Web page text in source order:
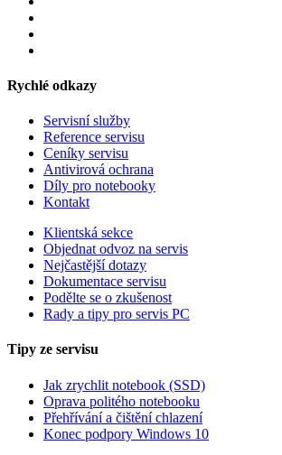
Rychlé odkazy
Servisní služby
Reference servisu
Ceníky servisu
Antivirová ochrana
Díly pro notebooky
Kontakt
Klientská sekce
Objednat odvoz na servis
Nejčastější dotazy
Dokumentace servisu
Podělte se o zkušenost
Rady a tipy pro servis PC
Tipy ze servisu
Jak zrychlit notebook (SSD)
Oprava politého notebooku
Přehřívání a čištění chlazení
Konec podpory Windows 10